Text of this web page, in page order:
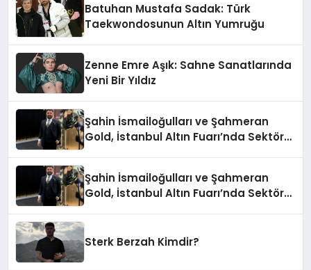
Batuhan Mustafa Sadak: Türk
Taekwondosunun Altın Yumruğu
Zenne Emre Aşık: Sahne Sanatlarında
Yeni Bir Yıldız
Şahin İsmailoğulları ve Şahmeran
Gold, İstanbul Altın Fuarı’nda Sektöre
Şahin İsmailoğulları ve Şahmeran
Gold, İstanbul Altın Fuarı’nda Sektöre
Sterk Berzah Kimdir?